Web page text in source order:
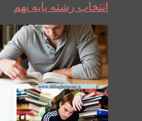
انتخاب رشته پایه نهم